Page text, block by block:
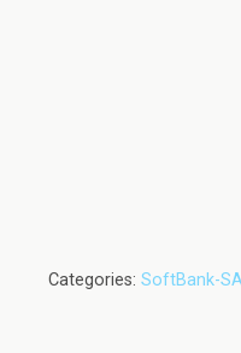
Categories: SoftBank-